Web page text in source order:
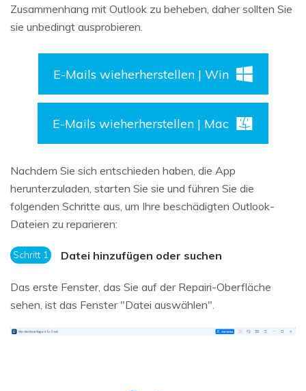
Zusammenhang mit Outlook zu beheben, daher sollten Sie
sie unbedingt ausprobieren.
E-Mails wieherherstellen | Win
E-Mails wieherherstellen | Mac
Nachdem Sie sich entschieden haben, die App
herunterzuladen, starten Sie sie und führen Sie die
folgenden Schritte aus, um Ihre beschädigten Outlook-
Dateien zu reparieren:
Schritt 1 Datei hinzufügen oder suchen
Das erste Fenster, das Sie auf der Repairi-Oberfläche
sehen, ist das Fenster "Datei auswählen".